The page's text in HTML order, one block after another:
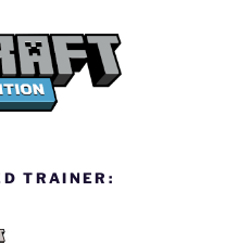
TRAINER: